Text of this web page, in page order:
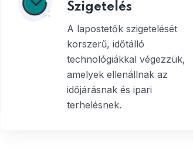
Szigetelés
A lapostetők szigetelését
korszerű, időtálló
technológiákkal végezzük,
amelyek ellenállnak az
időjárásnak és ipari
terhelésnek.